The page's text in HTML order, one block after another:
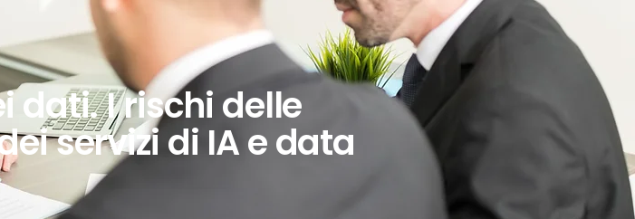
dati. I rischi delle
servizi di IA e data